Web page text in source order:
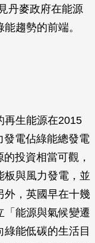
丹麥政府在能源
趨勢的前端。
再生能源在2015
發電佔綠能總發電
投資相當可觀，
板與風力發電，並
外，英國早在十幾
「能源與氣候變遷
能低碳的生活目